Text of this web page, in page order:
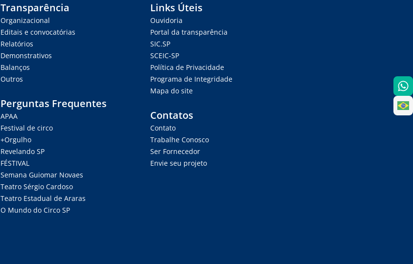
Transparência
Organizacional
Editais e convocatórias
Relatórios
Demonstrativos
Balanços
Outros
Perguntas Frequentes
APAA
Festival de circo
+Orgulho
Revelando SP
FÉSTIVAL
Semana Guiomar Novaes
Teatro Sérgio Cardoso
Teatro Estadual de Araras
O Mundo do Circo SP
Links Úteis
Ouvidoria
Portal da transparência
SIC.SP
SCEIC-SP
Política de Privacidade
Programa de Integridade
Mapa do site
Contatos
Contato
Trabalhe Conosco
Ser Fornecedor
Envie seu projeto